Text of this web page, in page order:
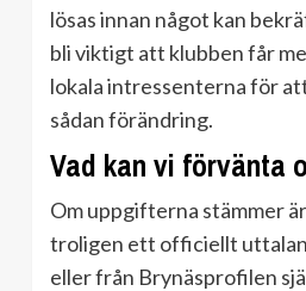
lösas innan något kan
bli viktigt att klubben får
lokala intressenterna för
sådan förändring.
Vad kan vi förvänta
Om uppgifterna stämmer
troligen ett officiellt
eller från Brynäsprofilen